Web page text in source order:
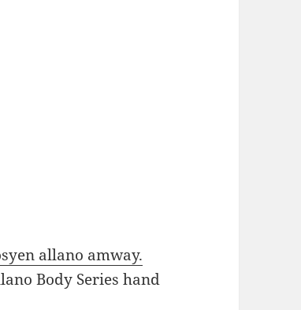
allano amway.
Body Series hand